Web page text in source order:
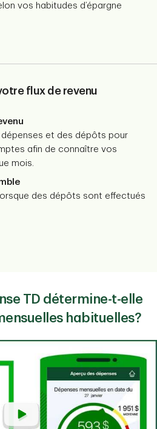
vos habitudes d’épargne
flux de revenu
dépenses et des dépôts pour
afin de connaître vos
mois.
des dépôts sont effectués
TD détermine-t-elle
habituelles?